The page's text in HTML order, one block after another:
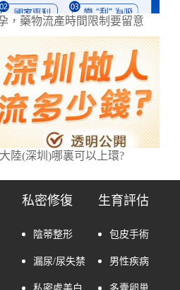
，藥物流產時間限制要留意
陸(深圳)哪裏可以上環?
私密修復
陰蒂整形
漏尿/尿失禁
生育評估
包皮手術
男性疾病